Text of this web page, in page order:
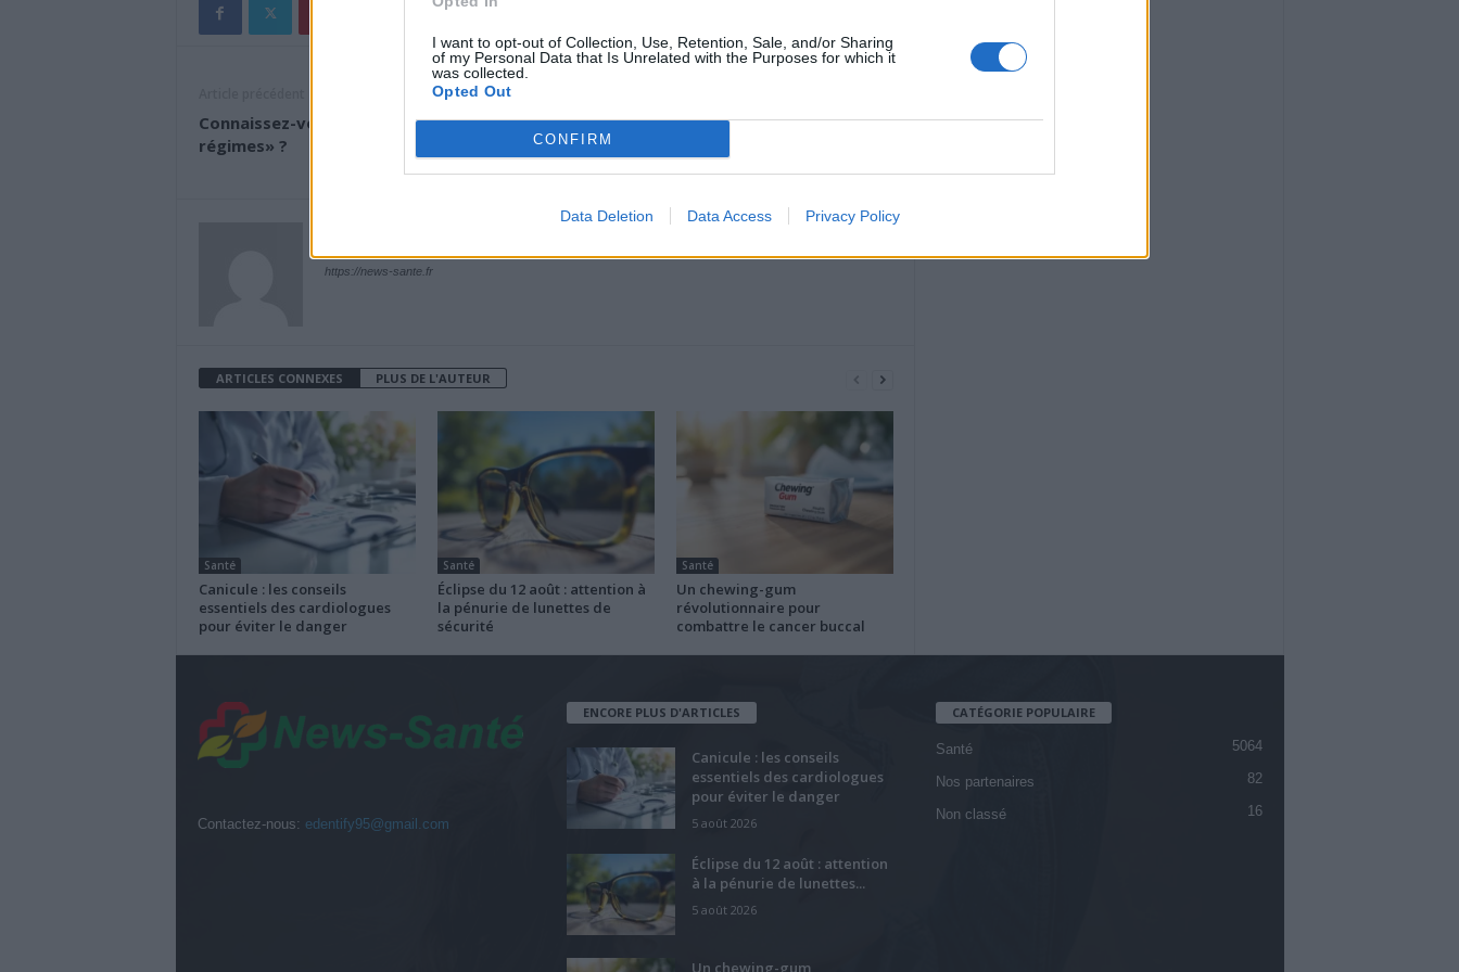
I want to opt-out of Collection, Use, Retention, Sale, and/or Sharing
of my Personal Data that Is Unrelated with the Purposes for which it
was collected.
Opted Out
CONFIRM
Data Deletion Data Access Privacy Policy
Connaissez-vous le «meilleur des
régimes» ?
Votre chanson préférée en dit long sur
https://news-sante.fr
ARTICLES CONNEXES PLUS DE L'AUTEUR
Santé
Canicule : les conseils
essentiels des cardiologues
pour éviter le danger
Santé
Éclipse du 12 août : attention à
la pénurie de lunettes de
sécurité
Santé
Un chewing-gum
révolutionnaire pour
combattre le cancer buccal
Contactez-nous: edentify95@gmail.com
ENCORE PLUS D'ARTICLES
Canicule : les conseils
essentiels des cardiologues
pour éviter le danger
5 août 2026
Éclipse du 12 août : attention
à la pénurie de lunettes...
5 août 2026
Un chewing-gum
CATÉGORIE POPULAIRE
Santé 5064
Nos partenaires 82
Non classé 16